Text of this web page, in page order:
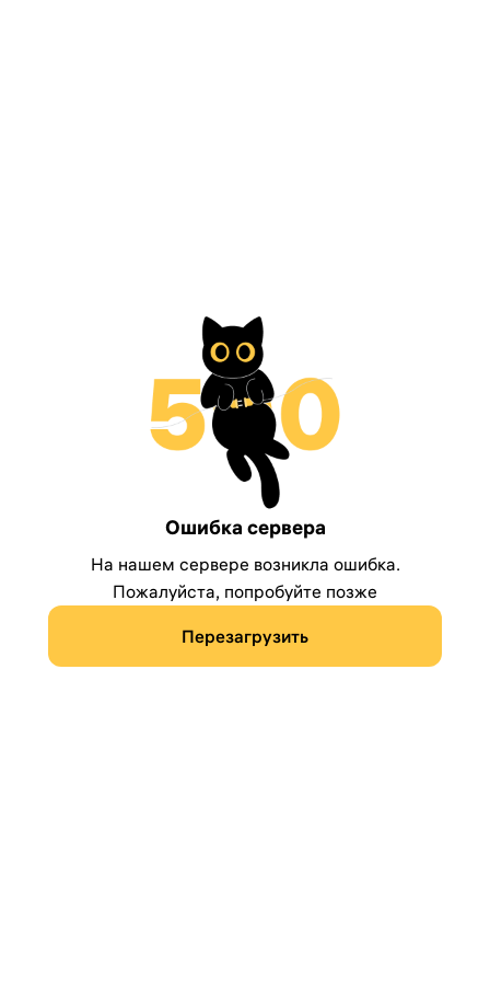
Ошибка сервера
На нашем сервере возникла ошибка.
Пожалуйста, попробуйте позже
Перезагрузить